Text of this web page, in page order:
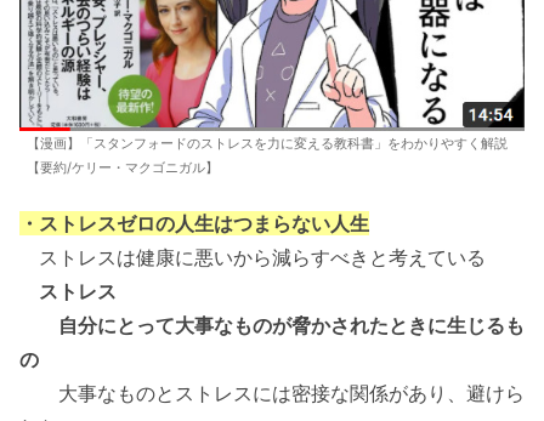
【漫画】「スタンフォードのストレスを力に変える教科書」をわかりやすく解説
【要約/ケリー・マクゴニガル】
・ストレスゼロの人生はつまらない人生
ストレスは健康に悪いから減らすべきと考えている
ストレス
自分にとって大事なものが脅かされたときに生じるも
の
大事なものとストレスには密接な関係があり、避けら